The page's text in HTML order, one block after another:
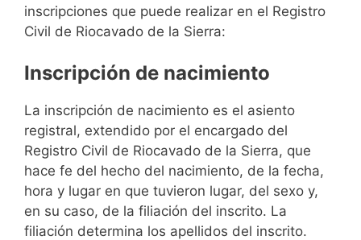
inscripciones que puede realizar en el Registro
Civil de Riocavado de la Sierra:
Inscripción de nacimiento
La inscripción de nacimiento es el asiento
registral, extendido por el encargado del
Registro Civil de Riocavado de la Sierra, que
hace fe del hecho del nacimiento, de la fecha,
hora y lugar en que tuvieron lugar, del sexo y,
en su caso, de la filiación del inscrito. La
filiación determina los apellidos del inscrito.